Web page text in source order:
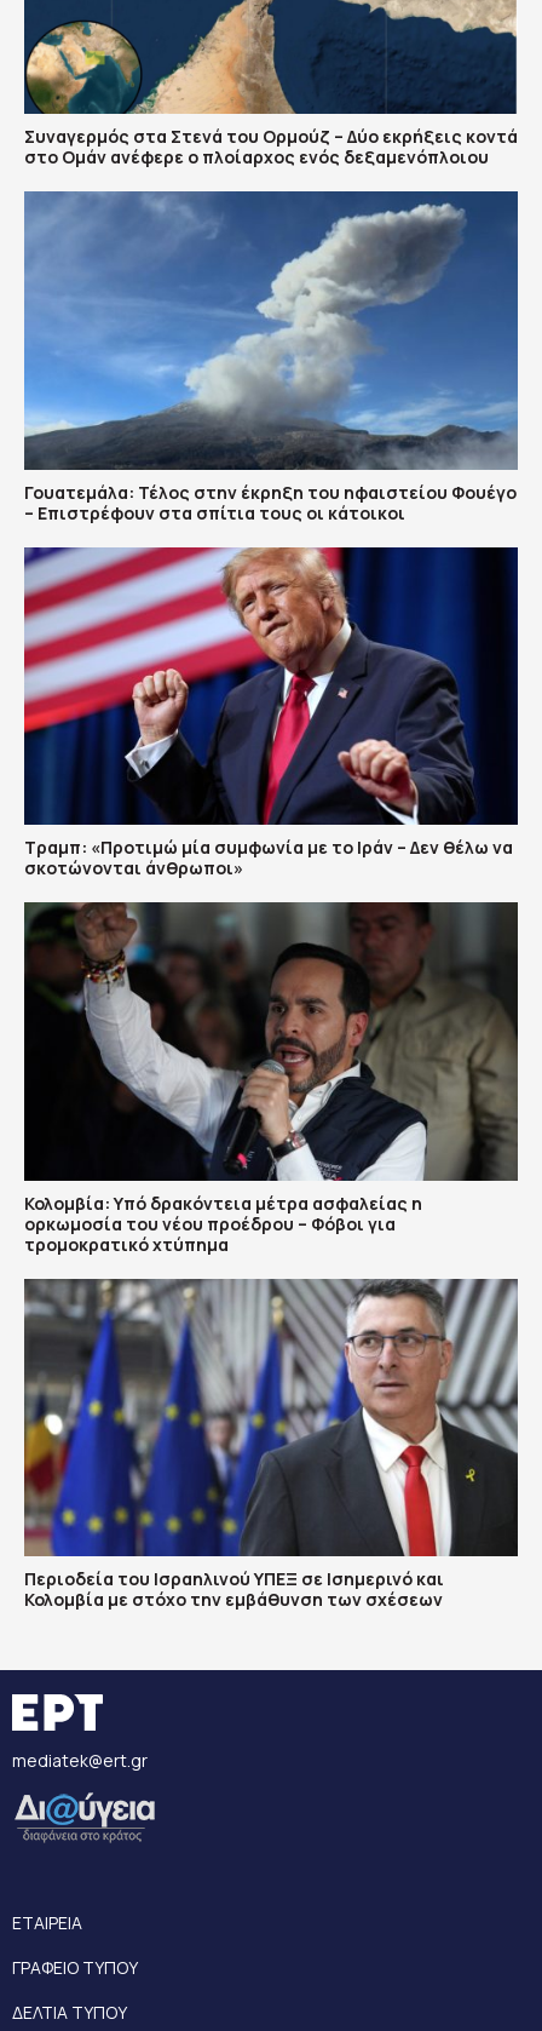
Συναγερμός στα Στενά του Ορμούζ – Δύο εκρήξεις κοντά
στο Ομάν ανέφερε ο πλοίαρχος ενός δεξαμενόπλοιου
Γουατεμάλα: Τέλος στην έκρηξη του ηφαιστείου Φουέγο
– Επιστρέφουν στα σπίτια τους οι κάτοικοι
Τραμπ: «Προτιμώ μία συμφωνία με το Ιράν – Δεν θέλω να
σκοτώνονται άνθρωποι»
Κολομβία: Υπό δρακόντεια μέτρα ασφαλείας η
ορκωμοσία του νέου προέδρου – Φόβοι για
τρομοκρατικό χτύπημα
Περιοδεία του Ισραηλινού ΥΠΕΞ σε Ισημερινό και
Κολομβία με στόχο την εμβάθυνση των σχέσεων
mediatek@ert.gr
ΕΤΑΙΡΕΙΑ
ΓΡΑΦΕΙΟ ΤΥΠΟΥ
ΔΕΛΤΙΑ ΤΥΠΟΥ